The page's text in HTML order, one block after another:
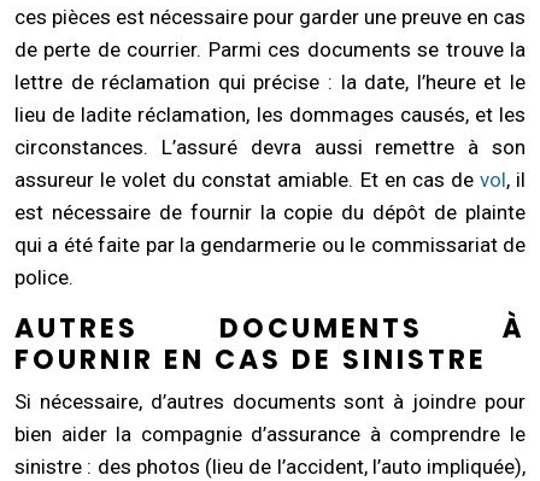
ces pièces est nécessaire pour garder une preuve en cas
de perte de courrier. Parmi ces documents se trouve la
lettre de réclamation qui précise : la date, l’heure et le
lieu de ladite réclamation, les dommages causés, et les
circonstances. L’assuré devra aussi remettre à son
assureur le volet du constat amiable. Et en cas de vol, il
est nécessaire de fournir la copie du dépôt de plainte
qui a été faite par la gendarmerie ou le commissariat de
police.
AUTRES DOCUMENTS À
FOURNIR EN CAS DE SINISTRE
Si nécessaire, d’autres documents sont à joindre pour
bien aider la compagnie d’assurance à comprendre le
sinistre : des photos (lieu de l’accident, l’auto impliquée),